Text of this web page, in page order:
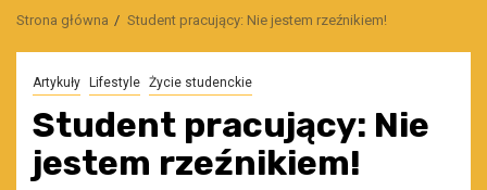
Strona główna Student pracujący: Nie jestem rzeźnikiem!
Artykuły Lifestyle Życie studenckie
Student pracujący: Nie
jestem rzeźnikiem!